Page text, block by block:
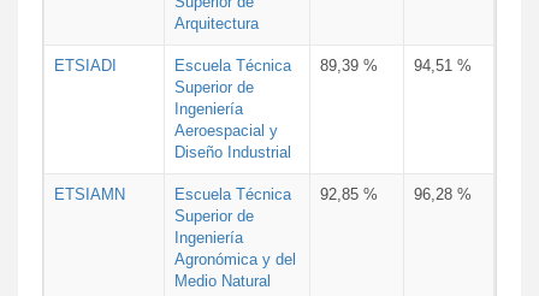
Arquitectura
ETSIADI
Escuela Técnica
Superior de
Ingeniería
Aeroespacial y
Diseño Industrial
89,39 % 94,51 %
ETSIAMN
Escuela Técnica
Superior de
Ingeniería
Agronómica y del
Medio Natural
92,85 % 96,28 %